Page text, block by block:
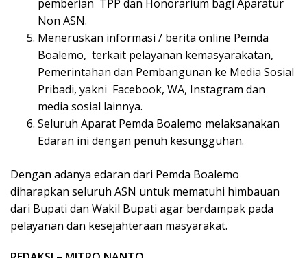
pemberian TPP dan Honorarium bagi Aparatur
Non ASN.
Meneruskan informasi / berita online Pemda
Boalemo, terkait pelayanan kemasyarakatan,
Pemerintahan dan Pembangunan ke Media Sosial
Pribadi, yakni Facebook, WA, Instagram dan
media sosial lainnya.
Seluruh Aparat Pemda Boalemo melaksanakan
Edaran ini dengan penuh kesungguhan.
Dengan adanya edaran dari Pemda Boalemo
diharapkan seluruh ASN untuk mematuhi himbauan
dari Bupati dan Wakil Bupati agar berdampak pada
pelayanan dan kesejahteraan masyarakat.